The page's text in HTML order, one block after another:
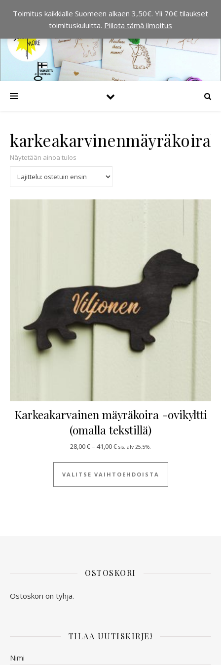
Näytetään ainoa tulos
Karkeakarvainen mäyräkoira -ovikyltti
(omalla tekstillä)
28,00€– 41,00€Hintaluokka: 28,00 € - 41,00 €
sis. alv 25,5%.
VALITSE VAIHTOEHDOISTA
Tällä tuotteella
OSTOSKORI
Ostoskori on tyhjä.
TILAA UUTISKIRJE!
Nimi
Toimitus kaikkialle Suomeen alkaen 3,50€. Yli 70€ tilaukset
toimituskuluitta. Piilota tämä ilmoitus